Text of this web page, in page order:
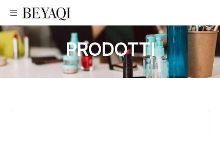
PRODOTTI